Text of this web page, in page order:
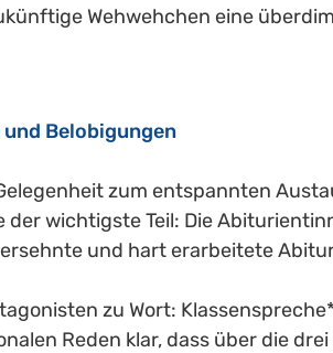
Wehwehchen eine
Belobigungen
zum entspannten
der wichtigste Teil: Die
und hart erarbeitete
zu Wort:
Reden klar, dass über die